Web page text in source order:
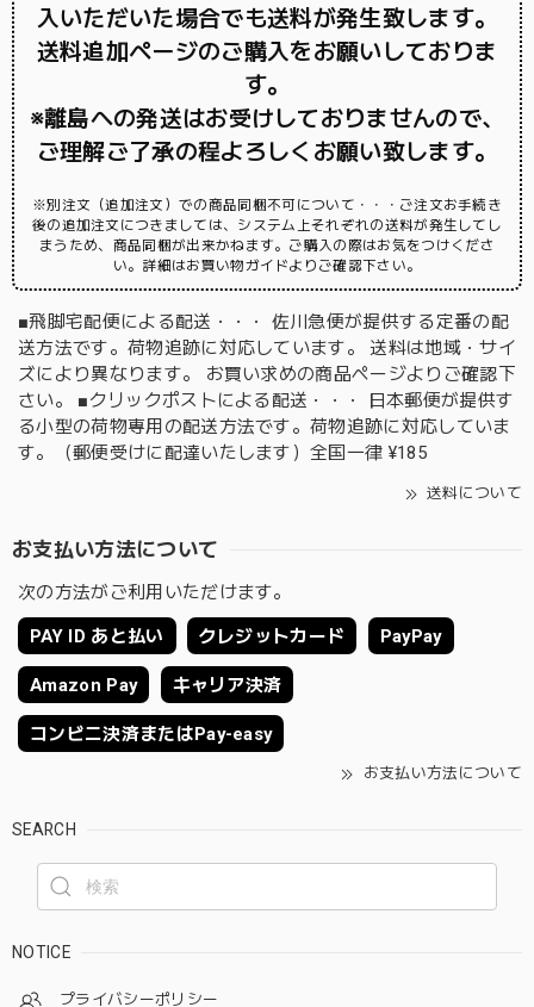
入いただいた場合でも送料が発生致します。
送料追加ページのご購入をお願いしておりま
す。
※離島への発送はお受けしておりませんので、
ご理解ご了承の程よろしくお願い致します。
※別注文（追加注文）での商品同梱不可について・・・ご注文お手続き
後の追加注文につきましては、システム上それぞれの送料が発生してし
まうため、商品同梱が出来かねます。ご購入の際はお気をつけくださ
い。詳細はお買い物ガイドよりご確認下さい。
■飛脚宅配便による配送・・・ 佐川急便が提供する定番の配
送方法です。荷物追跡に対応しています。 送料は地域・サイ
ズにより異なります。 お買い求めの商品ページよりご確認下
さい。 ■クリックポストによる配送・・・ 日本郵便が提供す
る小型の荷物専用の配送方法です。荷物追跡に対応していま
す。（郵便受けに配達いたします）全国一律 ¥185
送料について
お支払い方法について
次の方法がご利用いただけます。
PAY ID あと払い クレジットカード PayPay
Amazon Pay キャリア決済
コンビニ決済またはPay-easy
お支払い方法について
SEARCH
NOTICE
プライバシーポリシー